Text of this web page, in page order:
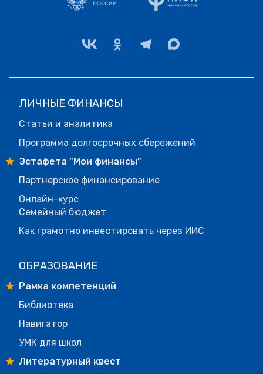
ЛИЧНЫЕ ФИНАНСЫ
Статьи и аналитика
Программа долгосрочных сбережений
Эстафета "Мои финансы"
Партнерское финансирование
Онлайн-курс
Семейный бюджет
Как грамотно инвестировать через ИИС
ОБРАЗОВАНИЕ
Рамка компетенций
Библиотека
Навигатор
УМК для школ
Литературный квест